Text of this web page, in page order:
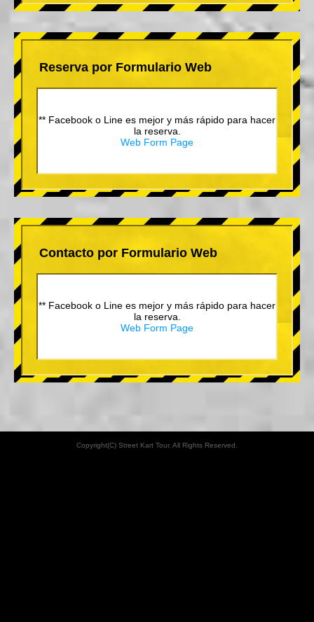
Reserva por Formulario Web
** Facebook o Line es mejor y más rápido para hacer
la reserva.
Web Form Page
Contacto por Formulario Web
** Facebook o Line es mejor y más rápido para hacer
la reserva.
Web Form Page
Copyright(C) Street Kart Tour. All Rights Reserved.